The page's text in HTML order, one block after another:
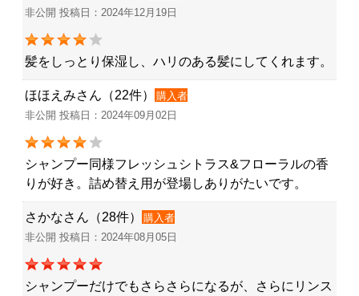
非公開 投稿日：2024年12月19日
髪をしっとり保湿し、ハリのある髪にしてくれます。
ほほえみさん（22件）
購入者
非公開 投稿日：2024年09月02日
シャンプー同様フレッシュシトラス&フローラルの香
りが好き。詰め替え用が登場しありがたいです。
さかなさん（28件）
購入者
非公開 投稿日：2024年08月05日
シャンプーだけでもさらさらになるが、さらにリンス